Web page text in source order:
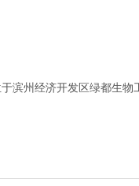
滨州经济开发区绿都生